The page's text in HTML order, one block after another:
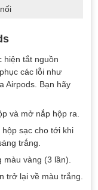
hiện tắt nguồn
các lỗi như
Airpods. Bạn hãy
và mở nắp hộp ra.
sạc cho tới khi
trắng.
màu vàng (3 lần).
trở lại về màu trắng.